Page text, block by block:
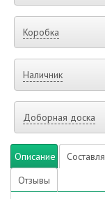
Коробка
Наличник
Доборная доска
Описание
Отзывы